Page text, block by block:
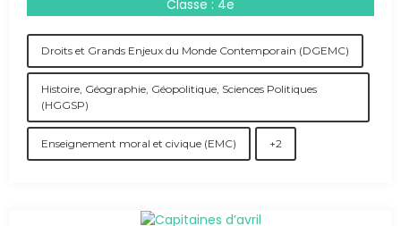
Classe : 4e
Droits et Grands Enjeux du Monde Contemporain (DGEMC)
Histoire, Géographie, Géopolitique, Sciences Politiques
(HGGSP)
Enseignement moral et civique (EMC) +2